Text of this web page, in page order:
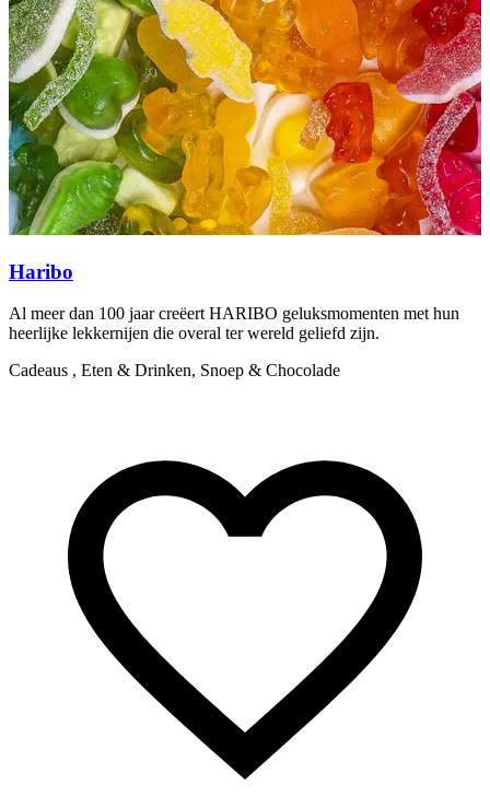
Haribo
Al meer dan 100 jaar creëert HARIBO geluksmomenten met hun
heerlijke lekkernijen die overal ter wereld geliefd zijn.
Cadeaus , Eten & Drinken, Snoep & Chocolade